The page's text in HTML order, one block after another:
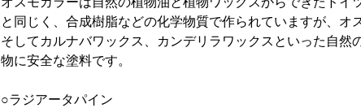
と同じく、合成樹脂などの化学物質で作られていますが、オ
そしてカルナバワックス、カンデリラワックスといった自然
物に安全な塗料です。
○ラジアータパイン